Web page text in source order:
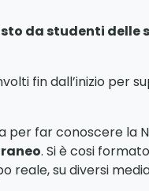
da studenti delle
fin dall’inizio
far conoscere la
. Si è cosi
su diversi